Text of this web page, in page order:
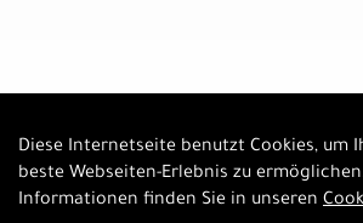
Diese Internetseite benutzt Cookies, um
beste Webseiten-Erlebnis zu
Informationen finden Sie in unseren